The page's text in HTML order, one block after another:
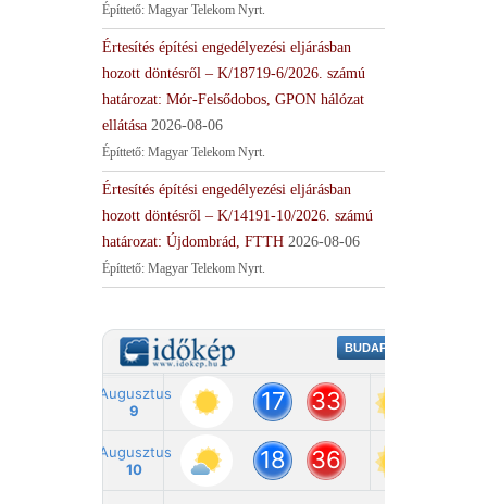
Építtető: Magyar Telekom Nyrt.
Értesítés építési engedélyezési eljárásban
hozott döntésről – K/18719-6/2026. számú
határozat: Mór-Felsődobos, GPON hálózat
ellátása 2026-08-06
Építtető: Magyar Telekom Nyrt.
Értesítés építési engedélyezési eljárásban
hozott döntésről – K/14191-10/2026. számú
határozat: Újdombrád, FTTH 2026-08-06
Építtető: Magyar Telekom Nyrt.